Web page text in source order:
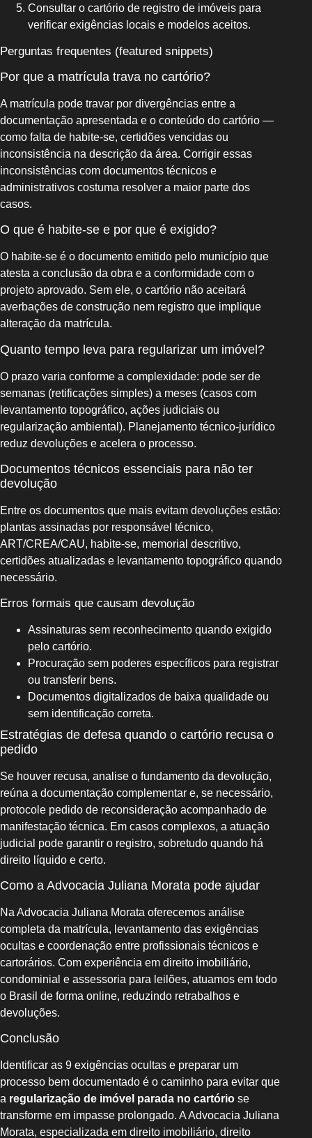
Consultar o cartório de registro de imóveis para
verificar exigências locais e modelos aceitos.
Perguntas frequentes (featured snippets)
Por que a matrícula trava no cartório?
A matrícula pode travar por divergências entre a
documentação apresentada e o conteúdo do cartório —
como falta de habite-se, certidões vencidas ou
inconsistência na descrição da área. Corrigir essas
inconsistências com documentos técnicos e
administrativos costuma resolver a maior parte dos
casos.
O que é habite-se e por que é exigido?
O habite-se é o documento emitido pelo município que
atesta a conclusão da obra e a conformidade com o
projeto aprovado. Sem ele, o cartório não aceitará
averbações de construção nem registro que implique
alteração da matrícula.
Quanto tempo leva para regularizar um imóvel?
O prazo varia conforme a complexidade: pode ser de
semanas (retificações simples) a meses (casos com
levantamento topográfico, ações judiciais ou
regularização ambiental). Planejamento técnico-jurídico
reduz devoluções e acelera o processo.
Documentos técnicos essenciais para não ter
devolução
Entre os documentos que mais evitam devoluções estão:
plantas assinadas por responsável técnico,
ART/CREA/CAU, habite-se, memorial descritivo,
certidões atualizadas e levantamento topográfico quando
necessário.
Erros formais que causam devolução
Assinaturas sem reconhecimento quando exigido
pelo cartório.
Procuração sem poderes específicos para registrar
ou transferir bens.
Documentos digitalizados de baixa qualidade ou
sem identificação correta.
Estratégias de defesa quando o cartório recusa o
pedido
Se houver recusa, analise o fundamento da devolução,
reúna a documentação complementar e, se necessário,
protocole pedido de reconsideração acompanhado de
manifestação técnica. Em casos complexos, a atuação
judicial pode garantir o registro, sobretudo quando há
direito líquido e certo.
Como a Advocacia Juliana Morata pode ajudar
Na Advocacia Juliana Morata oferecemos análise
completa da matrícula, levantamento das exigências
ocultas e coordenação entre profissionais técnicos e
cartorários. Com experiência em direito imobiliário,
condominial e assessoria para leilões, atuamos em todo
o Brasil de forma online, reduzindo retrabalhos e
devoluções.
Conclusão
Identificar as 9 exigências ocultas e preparar um
processo bem documentado é o caminho para evitar que
a regularização de imóvel parada no cartório se
transforme em impasse prolongado. A Advocacia Juliana
Morata, especializada em direito imobiliário, direito